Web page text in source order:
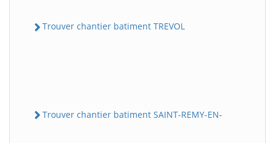
Trouver chantier batiment TREVOL
Trouver chantier batiment SAINT-REMY-EN-